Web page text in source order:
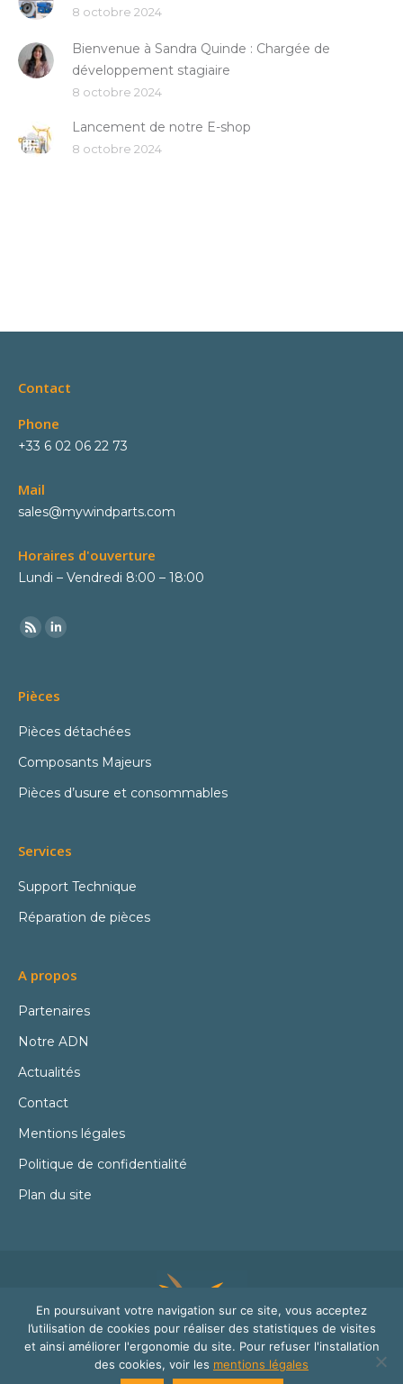
8 octobre 2024
Bienvenue à Sandra Quinde : Chargée de
développement stagiaire
8 octobre 2024
Lancement de notre E-shop
8 octobre 2024
Contact
Phone
+33 6 02 06 22 73
Mail
sales@mywindparts.com
Horaires d'ouverture
Lundi – Vendredi 8:00 – 18:00
Pièces
Pièces détachées
Composants Majeurs
Pièces d’usure et consommables
Services
Support Technique
Réparation de pièces
A propos
Partenaires
Notre ADN
Actualités
Contact
Mentions légales
Politique de confidentialité
Plan du site
© Mywindparts 2016
En poursuivant votre navigation sur ce site, vous acceptez
l’utilisation de cookies pour réaliser des statistiques de visites
et ainsi améliorer l'ergonomie du site. Pour refuser l'installation
des cookies, voir les mentions légales